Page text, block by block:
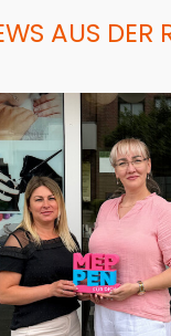
AUS DER